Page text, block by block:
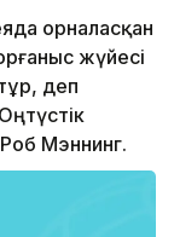
орналасқан
жүйесі
деп
Мэннинг.